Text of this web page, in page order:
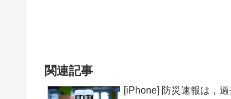
関連記事
[iPhone] 防災速報は，